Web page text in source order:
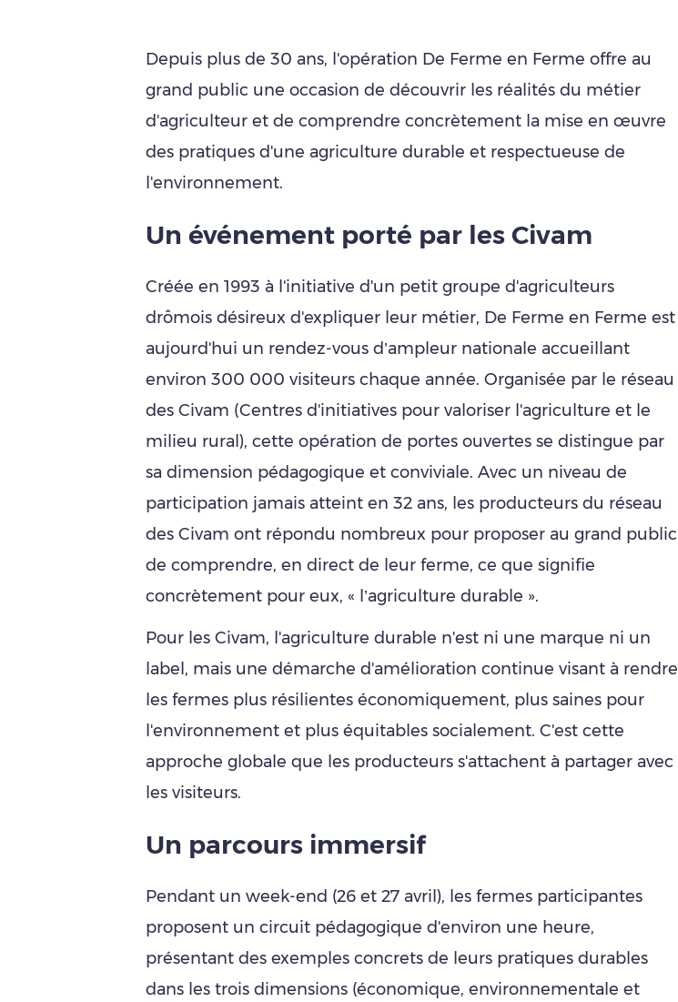
Depuis plus de 30 ans, l'opération De Ferme en Ferme offre au
grand public une occasion de découvrir les réalités du métier
d'agriculteur et de comprendre concrètement la mise en œuvre
des pratiques d'une agriculture durable et respectueuse de
l'environnement.
Un événement porté par les Civam
Créée en 1993 à l'initiative d'un petit groupe d'agriculteurs
drômois désireux d'expliquer leur métier, De Ferme en Ferme est
aujourd'hui un rendez-vous d’ampleur nationale accueillant
environ 300 000 visiteurs chaque année. Organisée par le réseau
des Civam (Centres d'initiatives pour valoriser l'agriculture et le
milieu rural), cette opération de portes ouvertes se distingue par
sa dimension pédagogique et conviviale. Avec un niveau de
participation jamais atteint en 32 ans, les producteurs du réseau
des Civam ont répondu nombreux pour proposer au grand public
de comprendre, en direct de leur ferme, ce que signifie
concrètement pour eux, « l’agriculture durable ».
Pour les Civam, l'agriculture durable n'est ni une marque ni un
label, mais une démarche d'amélioration continue visant à rendre
les fermes plus résilientes économiquement, plus saines pour
l'environnement et plus équitables socialement. C'est cette
approche globale que les producteurs s'attachent à partager avec
les visiteurs.
Un parcours immersif
Pendant un week-end (26 et 27 avril), les fermes participantes
proposent un circuit pédagogique d'environ une heure,
présentant des exemples concrets de leurs pratiques durables
dans les trois dimensions (économique, environnementale et